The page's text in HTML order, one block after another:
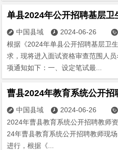
 中国县域  2024-06-26 
根据《2024年单县公开招聘基层卫
求，现将进入面试资格审查范围人
项通知如下：一、设定笔试最...
 中国县域  2024-06-26 
2024年曹县教育系统公开招聘教师
24年曹县教育系统公开招聘教师现
进行，根据《...